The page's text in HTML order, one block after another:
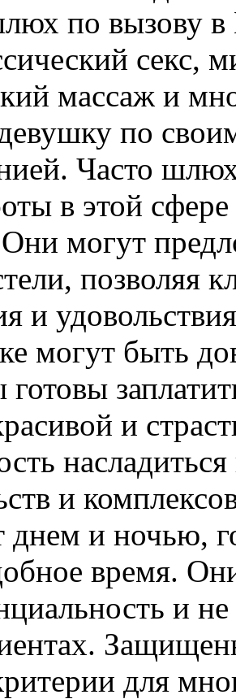
по вызову в
секс,
массаж и
по
Часто
в этой
могут
позволяя
и
могут быть
и
и
днем и ночью,
время.
и
для